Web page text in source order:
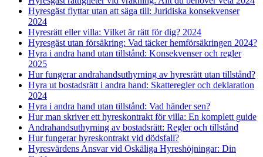
Hyresgäst flyttar utan att säga till: Juridiska konsekvenser
2024
Hyresrätt eller villa: Vilket är rätt för dig? 2024
Hyresgäst utan försäkring: Vad täcker hemförsäkringen 2024?
Hyra i andra hand utan tillstånd: Konsekvenser och regler
2025
Hur fungerar andrahandsuthyrning av hyresrätt utan tillstånd?
Hyra ut bostadsrätt i andra hand: Skatteregler och deklaration
2024
Hyra i andra hand utan tillstånd: Vad händer sen?
Hur man skriver ett hyreskontrakt för villa: En komplett guide
Andrahandsuthyrning av bostadsrätt: Regler och tillstånd
Hur fungerar hyreskontrakt vid dödsfall?
Hyresvärdens Ansvar vid Oskäliga Hyreshöjningar: Din